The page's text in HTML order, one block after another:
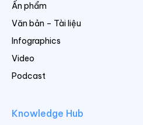
Ấn phẩm
Văn bản – Tài liệu
Infographics
Video
Podcast
Knowledge Hub